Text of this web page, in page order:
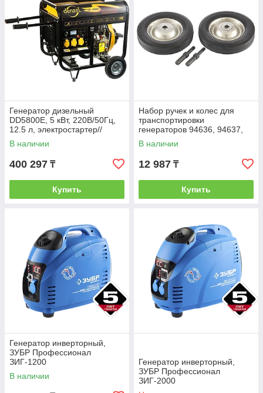
Генератор дизельный
DD5800Е, 5 кВт, 220В/50Гц,
12.5 л, электростартер//
DENZEL
В наличии
400 297 ₸
Купить
Набор ручек и колес для
транспортировки
генераторов 94636, 94637,
94638, 94639, 94693//
DENZEL
В наличии
12 987 ₸
Купить
Генератор инверторный,
ЗУБР Профессионал
ЗИГ-1200
В наличии
Генератор инверторный,
ЗУБР Профессионал
ЗИГ-2000